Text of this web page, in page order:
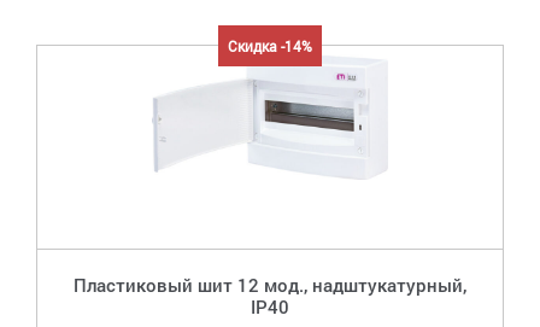
Скидка -14%
Пластиковый шит 12 мод., надштукатурный,
IP40